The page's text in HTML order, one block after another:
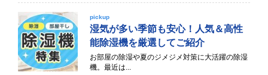
pickup
湿気が多い季節も安心！人気＆高性
能除湿機を厳選してご紹介
お部屋の除湿や夏のジメジメ対策に大活躍の除湿
機。最近は...